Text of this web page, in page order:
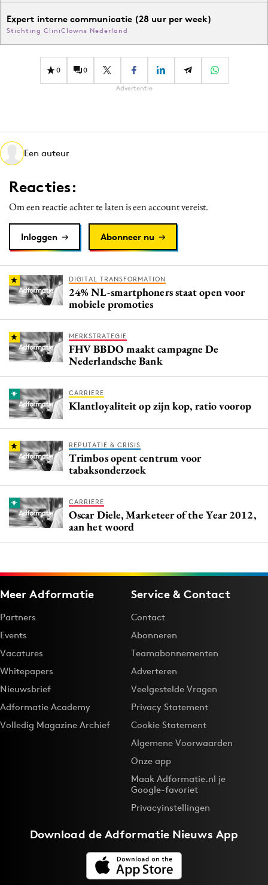
Expert interne communicatie (28 uur per week)
Stichting CliniClowns Nederland
0 0
Advertentie
Een auteur
Reacties:
Om een reactie achter te laten is een account vereist.
Inloggen Abonneer nu
DIGITAL TRANSFORMATION
24% NL-smartphoners staat open voor
mobiele promoties
MERKSTRATEGIE
FHV BBDO maakt campagne De
Nederlandsche Bank
CARRIERE
Klantloyaliteit op zijn kop, ratio voorop
REPUTATIE & CRISIS
Trimbos opent centrum voor
tabaksonderzoek
CARRIERE
Oscar Diele, Marketeer of the Year 2012,
aan het woord
Meer Adformatie
Partners
Events
Vacatures
Whitepapers
Nieuwsbrief
Adformatie Academy
Volledig Magazine Archief
Service & Contact
Contact
Abonneren
Teamabonnementen
Adverteren
Veelgestelde Vragen
Privacy Statement
Cookie Statement
Algemene Voorwaarden
Onze app
Maak Adformatie.nl je
Google-favoriet
Privacyinstellingen
Download deAdformatie Nieuws App